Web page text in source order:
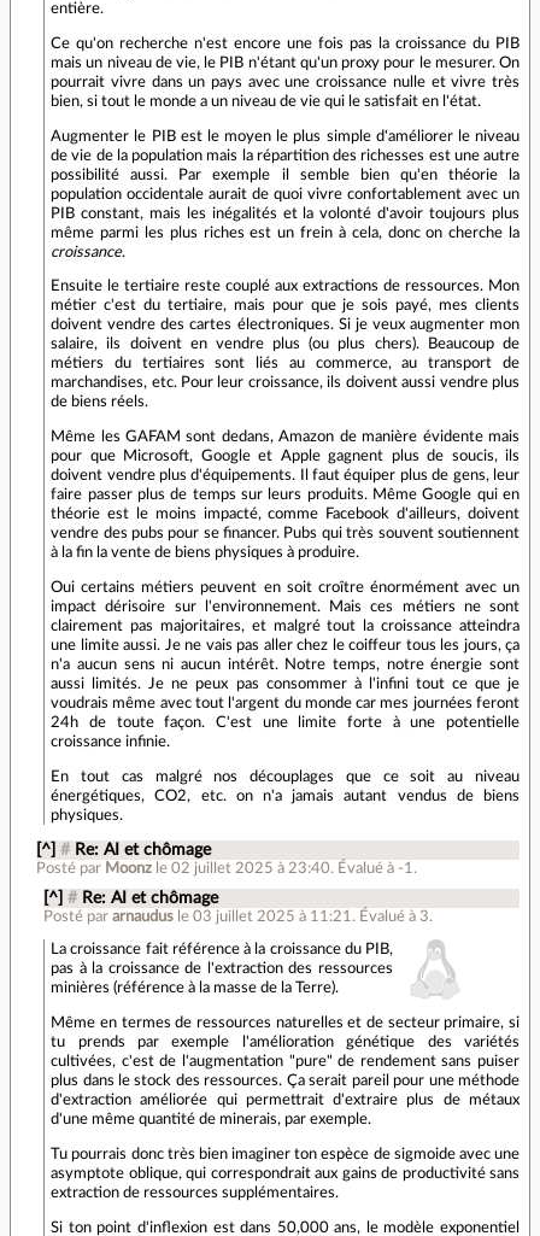
entière.
Ce qu'on recherche n'est encore une fois pas la croissance du PIB
mais un niveau de vie, le PIB n'étant qu'un proxy pour le mesurer. On
pourrait vivre dans un pays avec une croissance nulle et vivre très
bien, si tout le monde a un niveau de vie qui le satisfait en l'état.
Augmenter le PIB est le moyen le plus simple d'améliorer le niveau
de vie de la population mais la répartition des richesses est une autre
possibilité aussi. Par exemple il semble bien qu'en théorie la
population occidentale aurait de quoi vivre confortablement avec un
PIB constant, mais les inégalités et la volonté d'avoir toujours plus
même parmi les plus riches est un frein à cela, donc on cherche la
croissance.
Ensuite le tertiaire reste couplé aux extractions de ressources. Mon
métier c'est du tertiaire, mais pour que je sois payé, mes clients
doivent vendre des cartes électroniques. Si je veux augmenter mon
salaire, ils doivent en vendre plus (ou plus chers). Beaucoup de
métiers du tertiaires sont liés au commerce, au transport de
marchandises, etc. Pour leur croissance, ils doivent aussi vendre plus
de biens réels.
Même les GAFAM sont dedans, Amazon de manière évidente mais
pour que Microsoft, Google et Apple gagnent plus de soucis, ils
doivent vendre plus d'équipements. Il faut équiper plus de gens, leur
faire passer plus de temps sur leurs produits. Même Google qui en
théorie est le moins impacté, comme Facebook d'ailleurs, doivent
vendre des pubs pour se financer. Pubs qui très souvent soutiennent
à la fin la vente de biens physiques à produire.
Oui certains métiers peuvent en soit croître énormément avec un
impact dérisoire sur l'environnement. Mais ces métiers ne sont
clairement pas majoritaires, et malgré tout la croissance atteindra
une limite aussi. Je ne vais pas aller chez le coiffeur tous les jours, ça
n'a aucun sens ni aucun intérêt. Notre temps, notre énergie sont
aussi limités. Je ne peux pas consommer à l'infini tout ce que je
voudrais même avec tout l'argent du monde car mes journées feront
24h de toute façon. C'est une limite forte à une potentielle
croissance infinie.
En tout cas malgré nos découplages que ce soit au niveau
énergétiques, CO2, etc. on n'a jamais autant vendus de biens
physiques.
[^] # Re: AI et chômage
Posté par Moonz le 02 juillet 2025 à 23:40. Évalué à -1 .
[^] # Re: AI et chômage
Posté pararnaudus le 03 juillet 2025 à 11:21 . Évalué à 3.
La croissance fait référence à la croissance du PIB,
pas à la croissance de l'extraction des ressources
minières (référence à la masse de la Terre).
Même en termes de ressources naturelles et de secteur primaire, si
tu prends par exemple l'amélioration génétique des variétés
cultivées, c'est de l'augmentation "pure" de rendement sans puiser
plus dans le stock des ressources. Ça serait pareil pour une méthode
d'extraction améliorée qui permettrait d'extraire plus de métaux
d'une même quantité de minerais, par exemple.
Tu pourrais donc très bien imaginer ton espèce de sigmoide avec une
asymptote oblique, qui correspondrait aux gains de productivité sans
extraction de ressources supplémentaires.
Si ton point d'inflexion est dans 50,000 ans, le modèle exponentiel